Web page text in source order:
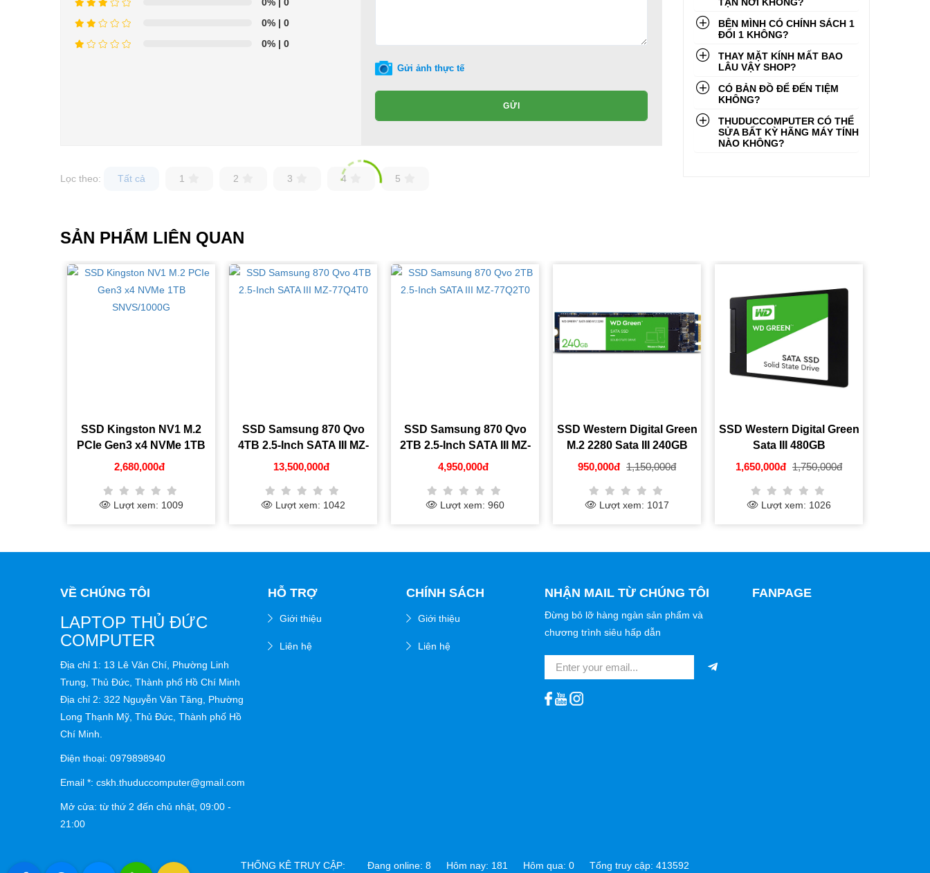
0% | 0
0% | 0
Gửi ảnh thực tế
GỬI
Lọc theo: Tất cả 1 2 3 4 5
BÊN MÌNH CÓ CHÍNH SÁCH 1
ĐỔI 1 KHÔNG?
THAY MẶT KÍNH MẤT BAO
LÂU VẬY SHOP?
CÓ BẢN ĐỒ ĐỂ ĐẾN TIỆM
KHÔNG?
THUDUCCOMPUTER CÓ THỂ
SỬA BẤT KỲ HÃNG MÁY TÍNH
NÀO KHÔNG?
SẢN PHẨM LIÊN QUAN
SSD Kingston NV1 M.2
PCIe Gen3 x4 NVMe 1TB
SNVS/1000G
2,680,000đ
Lượt xem: 1009
SSD Samsung 870 Qvo
4TB 2.5-Inch SATA III MZ-
77Q4T0
13,500,000đ
Lượt xem: 1042
SSD Samsung 870 Qvo
2TB 2.5-Inch SATA III MZ-
77Q2T0
4,950,000đ
Lượt xem: 960
SSD Western Digital Green
M.2 2280 Sata III 240GB
WDS240G3G0B
950,000đ 1,150,000đ
Lượt xem: 1017
SSD Western Digital Green
Sata III 480GB
WDS480G3G0A
1,650,000đ 1,750,000đ
Lượt xem: 1026
VỀ CHÚNG TÔI
LAPTOP THỦ ĐỨC
COMPUTER
Địa chỉ 1: 13 Lê Văn Chí, Phường Linh
Trung, Thủ Đức, Thành phố Hồ Chí Minh
Địa chỉ 2: 322 Nguyễn Văn Tăng, Phường
Long Thạnh Mỹ, Thủ Đức, Thành phố Hồ
Chí Minh.
Điện thoại: 0979898940
Email *: cskh.thuduccomputer@gmail.com
Mở cửa: từ thứ 2 đến chủ nhật, 09:00 -
21:00
HỖ TRỢ
Giới thiệu
Liên hệ
CHÍNH SÁCH
Giới thiệu
Liên hệ
NHẬN MAIL TỪ CHÚNG TÔI
Đừng bỏ lỡ hàng ngàn sản phẩm và
chương trình siêu hấp dẫn
FANPAGE
THỐNG KÊ TRUY CẬP: Đang online: 8 Hôm nay: 181 Hôm qua: 0 Tổng truy cập: 413592